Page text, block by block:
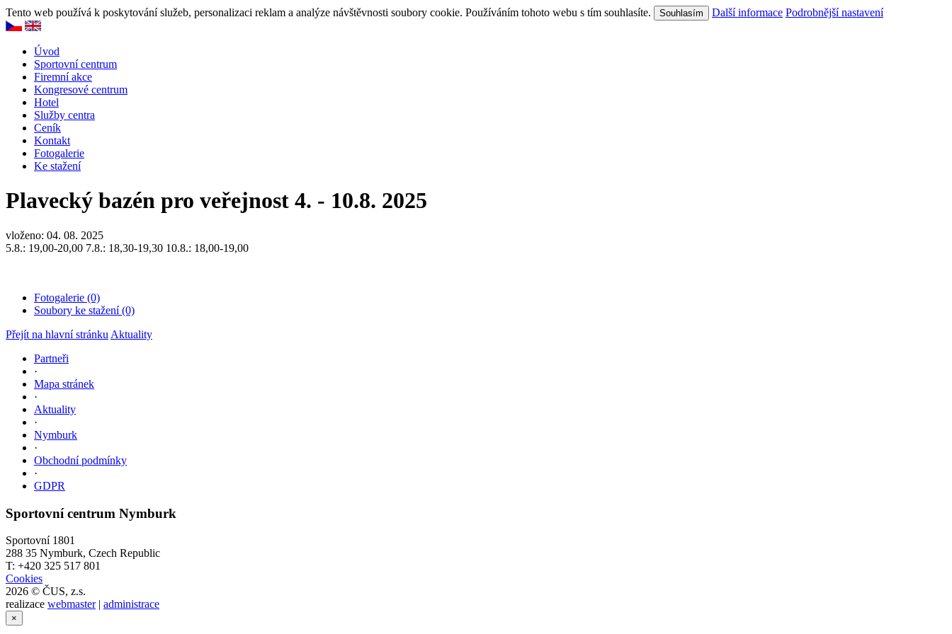
Tento web používá k poskytování služeb, personalizaci reklam a analýze návštěvnosti soubory cookie. Používáním tohoto webu s tím souhlasíte. Souhlasím Další informace Podrobnější nastavení
Úvod
Sportovní centrum
Firemní akce
Kongresové centrum
Hotel
Služby centra
Ceník
Kontakt
Fotogalerie
Ke stažení
Plavecký bazén pro veřejnost 4. - 10.8. 2025
vloženo: 04. 08. 2025
5.8.: 19,00-20,00 7.8.: 18,30-19,30 10.8.: 18,00-19,00
Fotogalerie (0)
Soubory ke stažení (0)
Přejít na hlavní stránku Aktuality
Partneři
·
Mapa stránek
·
Aktuality
·
Nymburk
·
Obchodní podmínky
·
GDPR
Sportovní centrum Nymburk
Sportovní 1801
288 35 Nymburk, Czech Republic
T: +420 325 517 801
Cookies
2026 © ČUS, z.s.
realizace webmaster| administrace
×